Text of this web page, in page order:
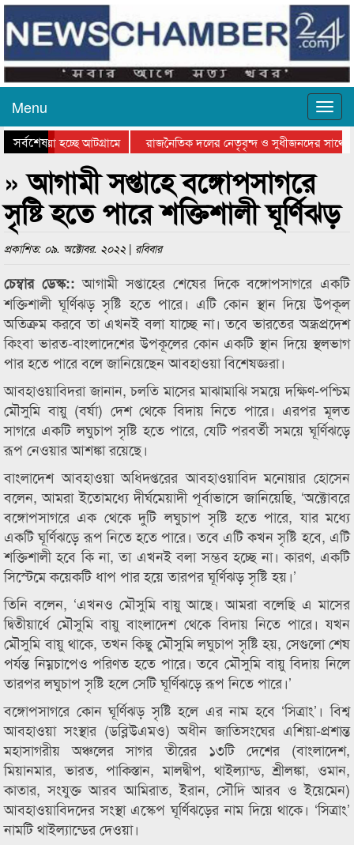
Menu
সর্বশেষ
যাওয়া হচ্ছে আটগ্রামে
রাজনৈতিক দলের নেতৃবৃন্দ ও সুধীজনদের সাথে
পুরস্কার বিতরণ সম্পন্ন
» আগামী সপ্তাহে বঙ্গোপসাগরে
সৃষ্টি হতে পারে শক্তিশালী ঘূর্ণিঝড়
প্রকাশিত: ০৯. অক্টোবর. ২০২২ | রবিবার
চেম্বার ডেস্ক::আগামী সপ্তাহের শেষের দিকে বঙ্গোপসাগরে একটি
শক্তিশালী ঘূর্ণিঝড় সৃষ্টি হতে পারে। এটি কোন স্থান দিয়ে উপকূল
অতিক্রম করবে তা এখনই বলা যাচ্ছে না। তবে ভারতের অন্ধ্রপ্রদেশ
কিংবা ভারত-বাংলাদেশের উপকূলের কোন একটি স্থান দিয়ে স্থলভাগ
পার হতে পারে বলে জানিয়েছেন আবহাওয়া বিশেষজ্ঞরা।
আবহাওয়াবিদরা জানান, চলতি মাসের মাঝামাঝি সময়ে দক্ষিণ-পশ্চিম
মৌসুমি বায়ু (বর্ষা) দেশ থেকে বিদায় নিতে পারে। এরপর মূলত
সাগরে একটি লঘুচাপ সৃষ্টি হতে পারে, যেটি পরবর্তী সময়ে ঘূর্ণিঝড়ে
রূপ নেওয়ার আশঙ্কা রয়েছে।
বাংলাদেশ আবহাওয়া অধিদপ্তরের আবহাওয়াবিদ মনোয়ার হোসেন
বলেন, আমরা ইতোমধ্যে দীর্ঘমেয়াদী পূর্বাভাসে জানিয়েছি, ‘অক্টোবরে
বঙ্গোপসাগরে এক থেকে দুটি লঘুচাপ সৃষ্টি হতে পারে, যার মধ্যে
একটি ঘূর্ণিঝড়ে রূপ নিতে হতে পারে। তবে এটি কখন সৃষ্টি হবে, এটি
শক্তিশালী হবে কি না, তা এখনই বলা সম্ভব হচ্ছে না। কারণ, একটি
সিস্টেমে কয়েকটি ধাপ পার হয়ে তারপর ঘূর্ণিঝড় সৃষ্টি হয়।’
তিনি বলেন, ‘এখনও মৌসুমি বায়ু আছে। আমরা বলেছি এ মাসের
দ্বিতীয়ার্ধে মৌসুমি বায়ু বাংলাদেশ থেকে বিদায় নিতে পারে। যখন
মৌসুমি বায়ু থাকে, তখন কিছু মৌসুমি লঘুচাপ সৃষ্টি হয়, সেগুলো শেষ
পর্যন্ত নিম্নচাপেও পরিণত হতে পারে। তবে মৌসুমি বায়ু বিদায় নিলে
তারপর লঘুচাপ সৃষ্টি হলে সেটি ঘূর্ণিঝড়ে রূপ নিতে পারে।’
বঙ্গোপসাগরে কোন ঘূর্ণিঝড় সৃষ্টি হলে এর নাম হবে ‘সিত্রাং’। বিশ্ব
আবহাওয়া সংস্থার (ডব্লিউএমও) অধীন জাতিসংঘের এশিয়া-প্রশান্ত
মহাসাগরীয় অঞ্চলের সাগর তীরের ১৩টি দেশের (বাংলাদেশ,
মিয়ানমার, ভারত, পাকিস্তান, মালদ্বীপ, থাইল্যান্ড, শ্রীলঙ্কা, ওমান,
কাতার, সংযুক্ত আরব আমিরাত, ইরান, সৌদি আরব ও ইয়েমেন)
আবহাওয়াবিদদের সংস্থা এস্কেপ ঘূর্ণিঝড়ের নাম দিয়ে থাকে। ‘সিত্রাং’
নামটি থাইল্যান্ডের দেওয়া।